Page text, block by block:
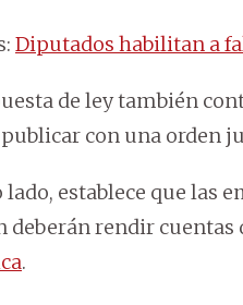
Diputados habilitan a
de ley también
con una orden
lado, establece que las
deberán rendir
.